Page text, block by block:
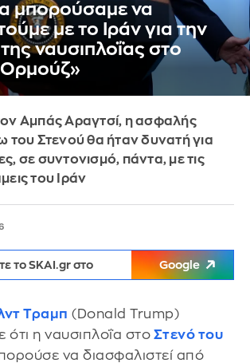
μπορούσαμε να
με το Ιράν για την
ναυσιπλοΐας στο
Ορμούζ»
Αμπάς Αραγτσί, η ασφαλής
του Στενού θα ήταν δυνατή για
σε συντονισμό, πάντα, με τις
του Ιράν
το SKAI.gr στο Google
Τραμπ (Donald Trump)
ότι η ναυσιπλοΐα στο Στενό του
να διασφαλιστεί από